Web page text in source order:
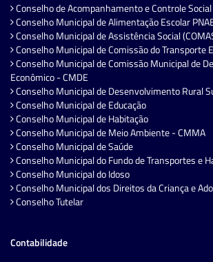
Conselho de Acompanhamento e Controle Social
Conselho Municipal de Alimentação Escolar
Conselho Municipal de Assistência Social
Conselho Municipal de Comissão do Transporte
Conselho Municipal de Comissão Municipal de
Econômico - CMDE
Conselho Municipal de Desenvolvimento Rural
Conselho Municipal de Educação
Conselho Municipal de Habitação
Conselho Municipal de Meio Ambiente - CMMA
Conselho Municipal de Saúde
Conselho Municipal do Fundo de Transportes e
Conselho Municipal do Idoso
Conselho Municipal dos Direitos da Criança e
Conselho Tutelar
Contabilidade